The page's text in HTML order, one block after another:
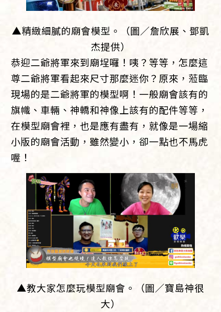
▲精緻細膩的廟會模型。（圖／詹欣展、鄧凱
杰提供）
恭迎二爺將軍來到廟埕囉！咦？等等，怎麼這
尊二爺將軍看起來尺寸那麼迷你？原來，蒞臨
現場的是二爺將軍的模型啊！一般廟會該有的
旗幟、車輛、神轎和神像上該有的配件等等，
在模型廟會裡，也是應有盡有，就像是一場縮
小版的廟會活動，雖然變小，卻一點也不馬虎
喔！
▲教大家怎麼玩模型廟會。（圖／寶島神很
大）